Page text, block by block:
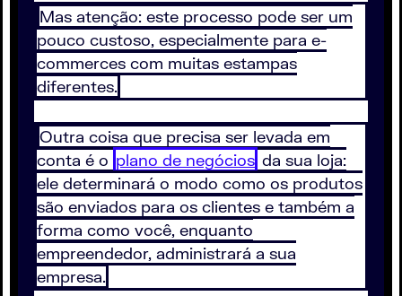
Mas atenção: este processo pode ser um
pouco custoso, especialmente para e-
commerces com muitas estampas
diferentes.
Outra coisa que precisa ser levada em
conta é o plano de negócios da sua loja:
ele determinará o modo como os produtos
são enviados para os clientes e também a
forma como você, enquanto
empreendedor, administrará a sua
empresa.